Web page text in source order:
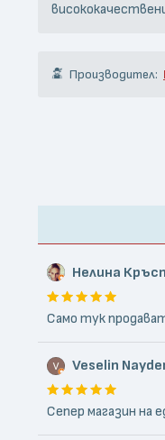
Производител:
Нелина
Само тук
Veselin
Сепер магазин на